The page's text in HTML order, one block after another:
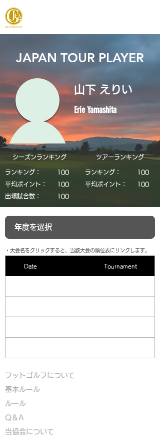
JAPAN TOUR PLAYER
山下 えりい
Erie Yamashita
シーズンランキング
ランキング：
​100
平均ポイント：
​100
​出場試合数：
​100
​ツアーランキング
ランキング：
​100
平均ポイント：
​100
​・大会名をクリックすると、当該大会の順位表にリンクします。
Date Tournament
フットゴルフについて
基本ルール
ルール
Q＆A
​当協会について